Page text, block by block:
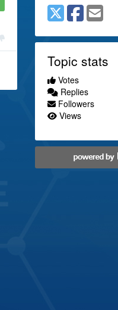
Topic stats
Votes
Replies
Followers
Views